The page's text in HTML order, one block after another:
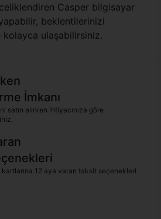
Casper bilgisayar
beklentilerinizi
kolayca ulaşabilirsiniz.
İmkanı
satın alırken ihtiyacınıza göre
kartlarına 12 aya varan taksit seçenekleri